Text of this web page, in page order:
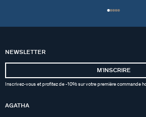
NEWSLETTER
MʼINSCRIRE
Inscrivez-vous et profitez de -10% sur votre première commande
AGATHA